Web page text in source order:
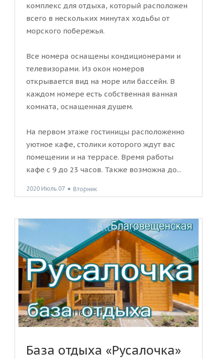
комплекс для отдыха, который расположен
всего в нескольких минутах ходьбы от
морского побережья.
Все номера оснащены кондиционерами и
телевизорами. Из окон номеров
открывается вид на море или бассейн. В
каждом номере есть собственная ванная
комната, оснащенная душем.
На первом этаже гостиницы расположенно
уютное кафе, столики которого ждут вас
помещении и на террасе. Время работы
кафе с 9 до 23 часов. Также возможна до...
2020 Июль 07 ● Вторник
База отдыха «Русалочка»